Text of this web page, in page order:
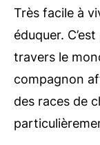
Très facile à
éduquer.
travers le
compagnon
des races de